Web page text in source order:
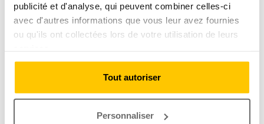
publicité et d'analyse, qui peuvent combiner celles-ci
avec d'autres informations que vous leur avez fournies
ou qu'ils ont collectées lors de votre utilisation de leurs
Tout autoriser
Personnaliser